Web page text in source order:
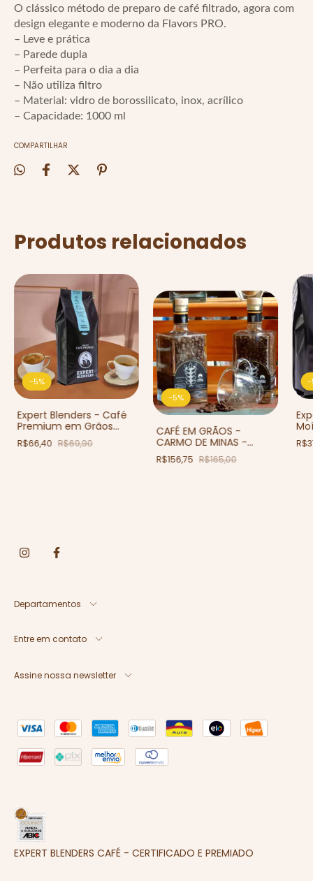
O clássico método de preparo de café filtrado, agora com
design elegante e moderno da Flavors PRO.
– Leve e prática
– Parede dupla
– Perfeita para o dia a dia
– Não utiliza filtro
– Material: vidro de borossilicato, inox, acrílico
– Capacidade: 1000 ml
COMPARTILHAR
Produtos relacionados
-5%
Expert Blenders - Café
Premium em Grãos
500g
R$66,40 R$69,90
-5%
CAFÉ EM GRÃOS -
CARMO DE MINAS -
GARRAFA MICROLOTE
ESPECIAL - 250 g
R$156,75 R$165,00
-
Departamentos
Entre em contato
Assine nossa newsletter
EXPERT BLENDERS CAFÉ - CERTIFICADO E PREMIADO